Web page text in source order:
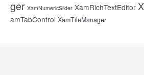
ger XamNumericSlider XamRichTextEditor
amTabControl XamTileManager